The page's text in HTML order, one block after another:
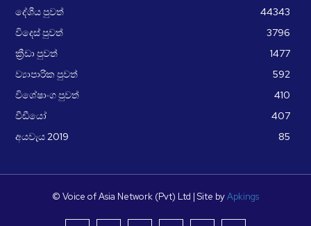
දේශීය පුවත්
44343
විදෙස් පුවත්
3796
ක්‍රීඩා පුවත්
1477
ව්‍යාපාරික පුවත්
592
විශේෂාංග පුවත්
410
වීඩීයෝ
407
අයවැය 2019
85
© Voice of Asia Network (Pvt) Ltd | Site byApkings